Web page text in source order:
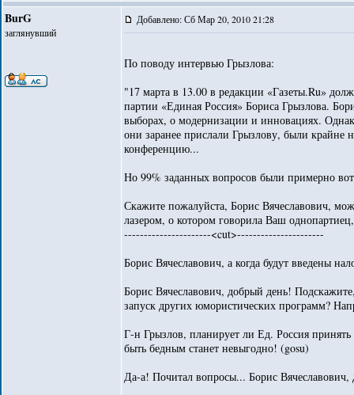
BurG
заглянувший
Добавлено: Сб Мар 20, 2010 21:28
По поводу интервью Грызлова:
"17 марта в 13.00 в редакции «Газеты.Ru»
партии «Единая Россия» Бориса Грызлова.
выборах, о модернизации и инновациях.
они заранее прислали Грызлову, были крайне
конференцию...
Но 99% заданных вопросов были примерно вот
Скажите пожалуйста, Борис Вячеславович,
лазером, о котором говорила Ваш
----------------------<cut>----------------------
Борис Вячеславович, а когда будут введены
Борис Вячеславович, добрый день!
запуск других юмористических программ?
Г-н Грызлов, планирует ли Ед. Россия принять
быть бедным станет невыгодно! (gosu)
Да-а! Почитал вопросы... Борис